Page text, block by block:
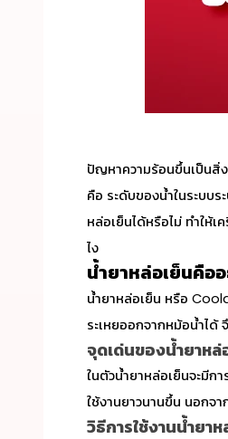
ปัญหาความร้อนขึ้นเป็นสิ่
คือ ระดับของน้ำในระบบ
หล่อเย็นได้หรือไม่ ทำให้เ
ไง
น้ำยาหล่อเย็นคืออ
น้ำยาหล่อเย็น หรือ
ระเหยออกจากหม้อน้ำได้
จุดเด่นของน้ำยาหล่
ในตัวน้ำยาหล่อเย็นจะมีก
ใช้งานยาวนานขึ้น นอกจ
วิธีการใช้งานน้ำยา